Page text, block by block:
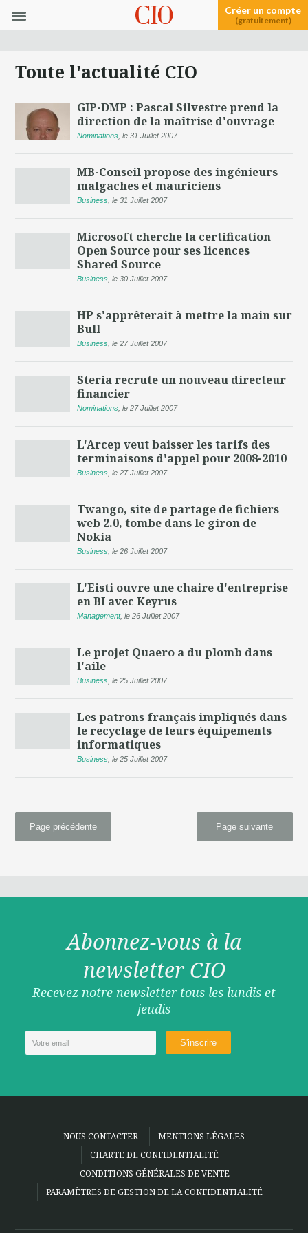
Créer un compte
(gratuitement)
Toute l'actualité CIO
GIP-DMP : Pascal Silvestre prend la
direction de la maîtrise d'ouvrage
Nominations ,le 31 Juillet 2007
MB-Conseil propose des ingénieurs
malgaches et mauriciens
Business ,le 31 Juillet 2007
Microsoft cherche la certification
Open Source pour ses licences
Shared Source
Business ,le 30 Juillet 2007
HP s'apprêterait à mettre la main sur
Bull
Business ,le 27 Juillet 2007
Steria recrute un nouveau directeur
financier
Nominations ,le 27 Juillet 2007
L'Arcep veut baisser les tarifs des
terminaisons d'appel pour 2008-2010
Business ,le 27 Juillet 2007
Twango, site de partage de fichiers
web 2.0, tombe dans le giron de
Nokia
Business ,le 26 Juillet 2007
L'Eisti ouvre une chaire d'entreprise
en BI avec Keyrus
Management,le 26 Juillet 2007
Le projet Quaero a du plomb dans
l'aile
Business ,le 25 Juillet 2007
Les patrons français impliqués dans
le recyclage de leurs équipements
informatiques
Business ,le 25 Juillet 2007
Page suivante
Page précédente
Abonnez-vous à la
newsletter CIO
Recevez notre newsletter tous les lundis et
jeudis
NOUS CONTACTER
MENTIONS LÉGALES
CHARTE DE CONFIDENTIALITÉ
CONDITIONS GÉNÉRALES DE VENTE
PARAMÈTRES DE GESTION DE LA CONFIDENTIALITÉ